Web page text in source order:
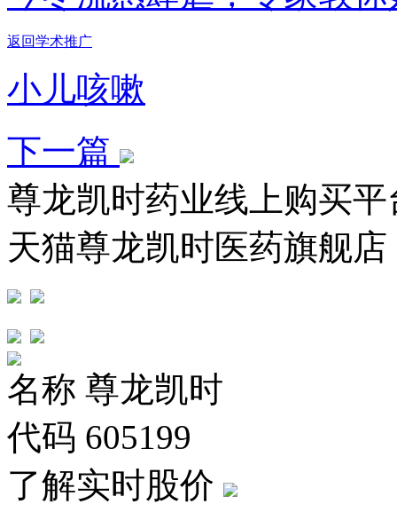
返回学术推广
小儿咳嗽
下一篇
尊龙凯时药业线上购买平
天猫尊龙凯时医药旗舰
名称 尊龙凯时
代码 605199
了解实时股价